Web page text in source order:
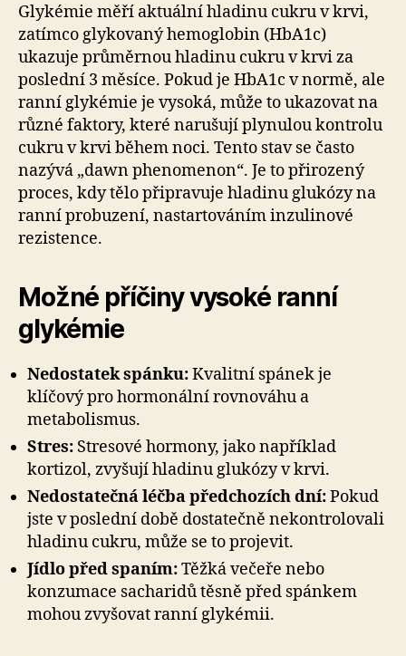
Glykémie měří aktuální hladinu cukru v krvi,
zatímco glykovaný hemoglobin (HbA1c)
ukazuje průměrnou hladinu cukru v krvi za
poslední 3 měsíce. Pokud je HbA1c v normě, ale
ranní glykémie je vysoká, může to ukazovat na
různé faktory, které narušují plynulou kontrolu
cukru v krvi během noci. Tento stav se často
nazývá „dawn phenomenon“. Je to přirozený
proces, kdy tělo připravuje hladinu glukózy na
ranní probuzení, nastartováním inzulinové
rezistence.
Možné příčiny vysoké ranní
glykémie
Nedostatek spánku:Kvalitní spánek je
klíčový pro hormonální rovnováhu a
metabolismus.
Stres: Stresové hormony, jako například
kortizol, zvyšují hladinu glukózy v krvi.
Nedostatečná léčba předchozích dní:Pokud
jste v poslední době dostatečně nekontrolovali
hladinu cukru, může se to projevit.
Jídlo před spaním:Těžká večeře nebo
konzumace sacharidů těsně před spánkem
mohou zvyšovat ranní glykémii.